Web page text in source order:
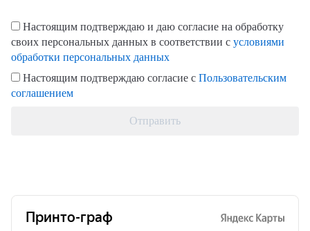
Настоящим подтверждаю и даю согласие на обработку
своих персональных данных в соответствии с условиями
обработки персональных данных
Настоящим подтверждаю согласие с Пользовательским
соглашением
Отправить